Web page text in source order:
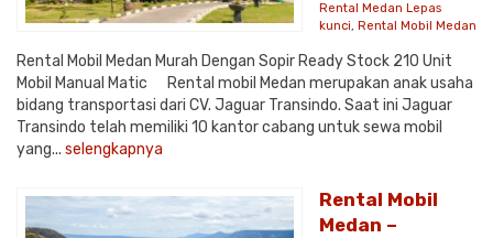
Rental Medan Lepas
kunci, Rental Mobil Medan
Rental Mobil Medan Murah Dengan Sopir Ready Stock 210 Unit
Mobil Manual Matic Rental mobil Medan merupakan anak usaha
bidang transportasi dari CV. Jaguar Transindo. Saat ini Jaguar
Transindo telah memiliki 10 kantor cabang untuk sewa mobil
yang... selengkapnya
Rental Mobil
Medan –